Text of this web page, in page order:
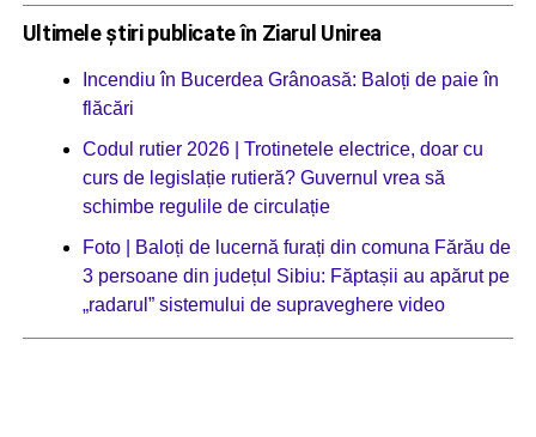
Ultimele știri publicate în Ziarul Unirea
Incendiu în Bucerdea Grânoasă: Baloți de paie în
flăcări
Codul rutier 2026 | Trotinetele electrice, doar cu
curs de legislație rutieră? Guvernul vrea să
schimbe regulile de circulație
Foto | Baloți de lucernă furați din comuna Fărău de
3 persoane din județul Sibiu: Făptașii au apărut pe
„radarul” sistemului de supraveghere video